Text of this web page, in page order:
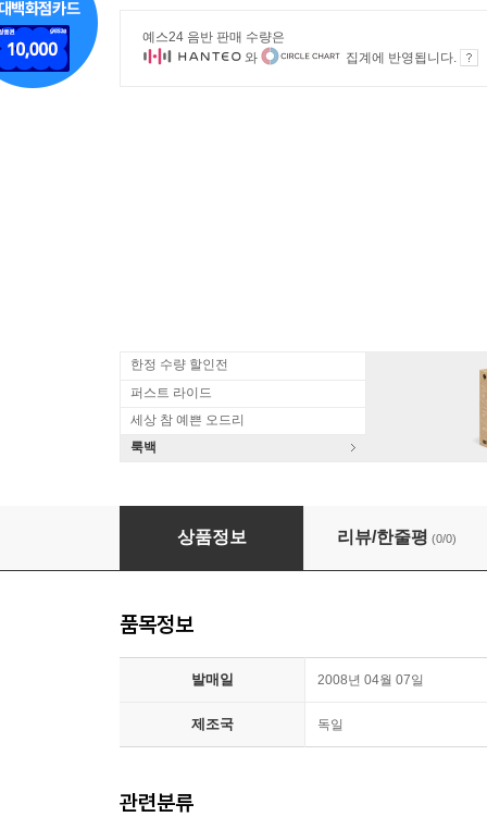
예스24 음반 판매 수량은
와
집계에 반영됩니다.
한정 수량 할인전
퍼스트 라이드
세상 참 예쁜 오드리
룩백
Julia Varady 바그너 / 베르디: 아리아집
상품정보 리뷰/한줄평 (0/0)
품목정보
발매일 2008년 04월 07일
제조국 독일
관련분류